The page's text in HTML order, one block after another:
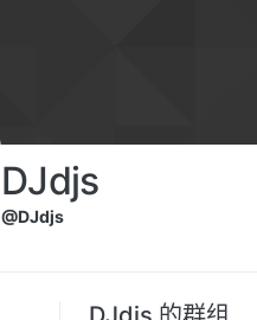
DJdjs
@DJdjs